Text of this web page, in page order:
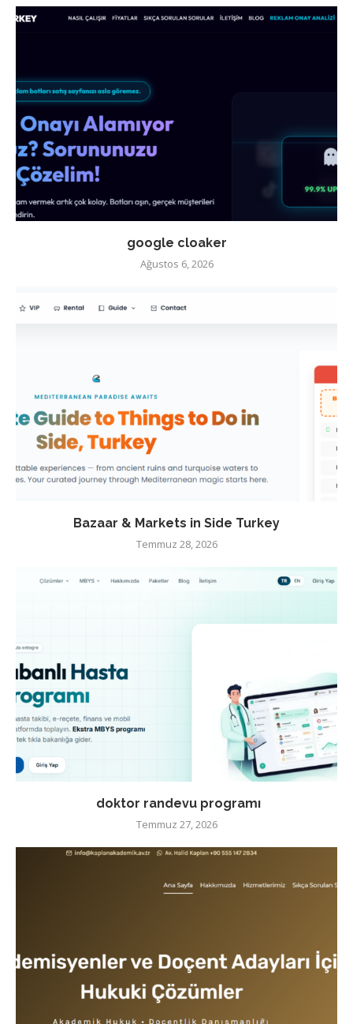
google cloaker
Ağustos 6, 2026
Bazaar & Markets in Side Turkey
Temmuz 28, 2026
doktor randevu programı
Temmuz 27, 2026